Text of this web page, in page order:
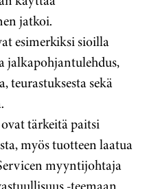
jatkoi.
esimerkiksi sioilla
jalkapohjantulehdus,
teurastuksesta sekä
tärkeitä paitsi
myös tuotteen laatua
myyntijohtaja